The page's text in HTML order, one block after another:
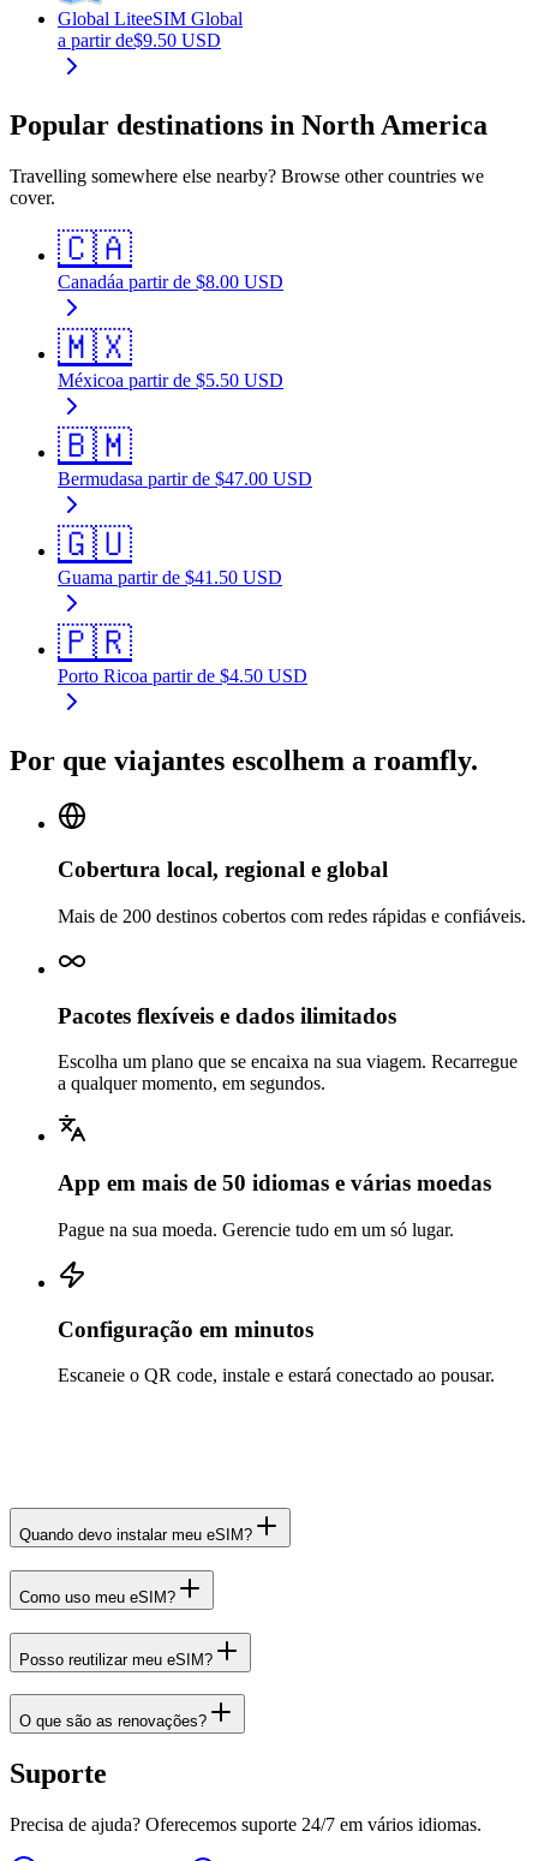
Global LiteeSIM Global
a partir de$9.50 USD
Popular destinations in North America
Travelling somewhere else nearby? Browse other countries we
cover.
🇨🇦
Canadáa partir de $8.00 USD
🇲🇽
Méxicoa partir de $5.50 USD
🇧🇲
Bermudasa partir de $47.00 USD
🇬🇺
Guama partir de $41.50 USD
🇵🇷
Porto Ricoa partir de $4.50 USD
Por que viajantes escolhem a roamfly.
Cobertura local, regional e global
Mais de 200 destinos cobertos com redes rápidas e confiáveis.
Pacotes flexíveis e dados ilimitados
Escolha um plano que se encaixa na sua viagem. Recarregue
a qualquer momento, em segundos.
App em mais de 50 idiomas e várias moedas
Pague na sua moeda. Gerencie tudo em um só lugar.
Configuração em minutos
Escaneie o QR code, instale e estará conectado ao pousar.
Quando devo instalar meu eSIM?
Como uso meu eSIM?
Posso reutilizar meu eSIM?
O que são as renovações?
Suporte
Precisa de ajuda? Oferecemos suporte 24/7 em vários idiomas.